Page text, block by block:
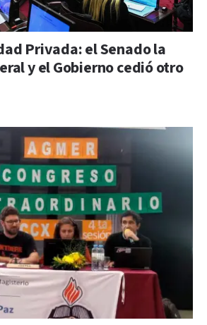
Privada: el Senado la
y el Gobierno cedió otro